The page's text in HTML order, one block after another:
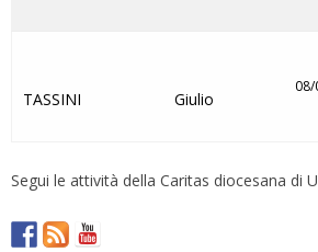
TASSINI Giulio
Segui le attività della Caritas diocesana di